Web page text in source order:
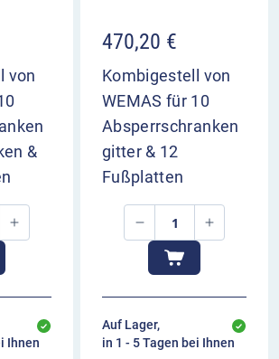
von
&
Ihnen
470,20 €
Kombigestell von
WEMAS für 10
Absperrschranken
gitter & 12
Fußplatten
Auf Lager,
in 1 - 5 Tagen bei Ihnen